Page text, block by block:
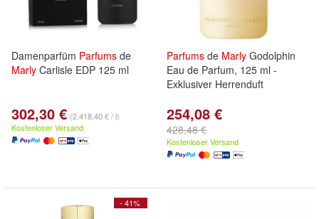
Damenparfüm Parfums de
Marly Carlisle EDP 125 ml
302,30 € (2.418,40 € / l)
Kostenloser Versand
Parfums de Marly Godolphin
Eau de Parfum, 125 ml -
Exklusiver Herrenduft
254,08 €
428,48 €
Kostenloser Versand
- 41%